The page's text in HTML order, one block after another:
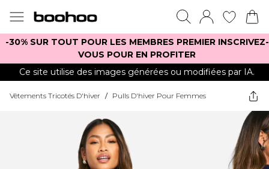
-30% SUR TOUT POUR LES MEMBRES PREMIER INSCRIVEZ-
VOUS POUR EN PROFITER
Ce site utilise des images générées ou modifiées par IA.
Vêtements Tricotés D'hiver / Pulls D'hiver Pour Femmes